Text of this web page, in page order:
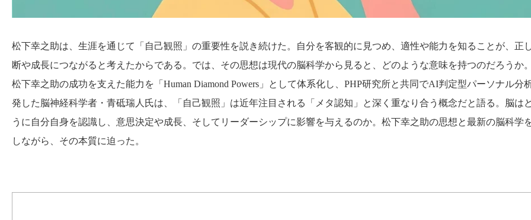
松下幸之助は、生涯を通じて「自己観照」の重要性を説き続けた。自分を客観的に見つめ、適性や能力を知ることが、正
断や成長につながると考えたからである。では、その思想は現代の脳科学から見ると、どのような意味を持つのだろうか。
松下幸之助の成功を支えた能力を「Human Diamond Powers」として体系化し、PHP研究所と共同でAI判定型パーソナル分
発した脳神経科学者・青砥瑞人氏は、「自己観照」は近年注目される「メタ認知」と深く重なり合う概念だと語る。脳は
うに自分自身を認識し、意思決定や成長、そしてリーダーシップに影響を与えるのか。松下幸之助の思想と最新の脳科学
しながら、その本質に迫った。